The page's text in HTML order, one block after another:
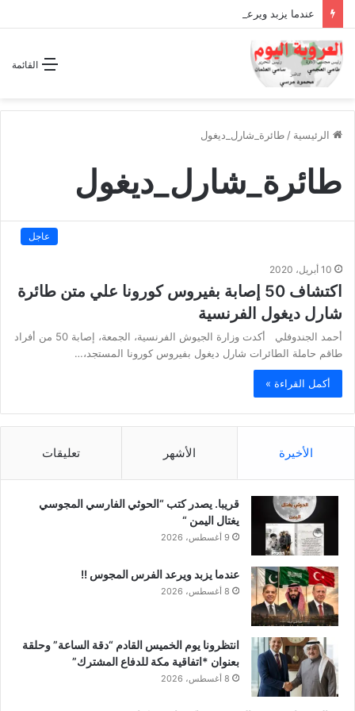
عندما يزبد ويرعد الفرس المجوس !!
القائمة
الرئيسية / طائرة_شارل_ديغول
طائرة_شارل_ديغول
عاجل
10 أبريل، 2020
اكتشاف 50 إصابة بفيروس كورونا علي متن طائرة
شارل ديغول الفرنسية
أحمد الجندوفلي أكدت وزارة الجيوش الفرنسية، الجمعة، إصابة 50 من أفراد
طاقم حاملة الطائرات شارل ديغول بفيروس كورونا المستجد،…
أكمل القراءة »
الأخيرة الأشهر تعليقات
قريبا. يصدر كتب “الحوثي الفارسي المجوسي
يغتال اليمن “
9 أغسطس، 2026
عندما يزبد ويرعد الفرس المجوس !!
8 أغسطس، 2026
انتظرونا يوم الخميس القادم “دقة الساعة” وحلقة
بعنوان *اتفاقية مكة للدفاع المشترك”
8 أغسطس، 2026